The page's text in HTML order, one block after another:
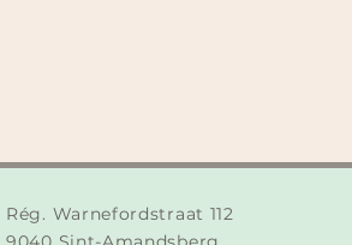
Rég. Warnefordstraat 112